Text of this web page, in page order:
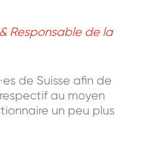
Responsable de la
de Suisse afin de
au moyen
un peu plus